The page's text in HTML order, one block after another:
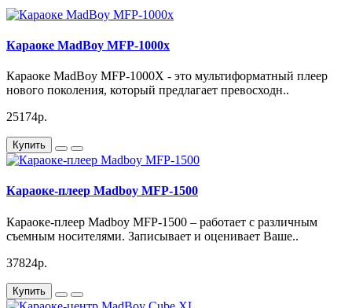
Караоке MadBoy MFP-1000x
Караоке MadBoy MFP-1000X - это мультиформатный плеер
нового поколения, который предлагает превосходн..
25174р.
Купить
Караоке-плеер Madboy MFP-1500
Караоке-плеер Madboy MFP-1500 – работает с различным
съемным носителями. Записывает и оценивает Ваше..
37824р.
Купить